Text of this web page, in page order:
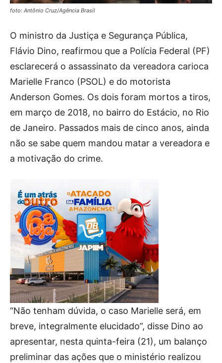
foto: Antônio Cruz/Agência Brasil
O ministro da Justiça e Segurança Pública,
Flávio Dino, reafirmou que a Polícia Federal (PF)
esclarecerá o assassinato da vereadora carioca
Marielle Franco (PSOL) e do motorista
Anderson Gomes. Os dois foram mortos a tiros,
em março de 2018, no bairro do Estácio, no Rio
de Janeiro. Passados mais de cinco anos, ainda
não se sabe quem mandou matar a vereadora e
a motivação do crime.
“Não tenham dúvida, o caso Marielle será, em
breve, integralmente elucidado”, disse Dino ao
apresentar, nesta quinta-feira (21), um balanço
preliminar das ações que o ministério realizou